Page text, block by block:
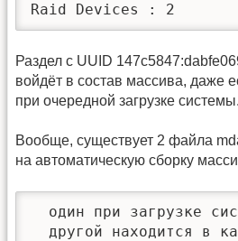
Raid Devices : 2
Раздел c UUID
войдёт в состав массива, даже
при очередной загрузке системы.
Вообще, существует 2 файла
на автоматическую сборку
один при загрузке
другой находится в